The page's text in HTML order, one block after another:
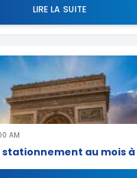
LIRE LA SUITE
AM
au mois à